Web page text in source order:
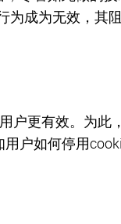
成为无效，其
户更有效。为
户如何停用